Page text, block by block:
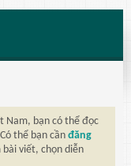
Nam, bạn có thể đọc
thể bạn cần đăng
viết, chọn diễn